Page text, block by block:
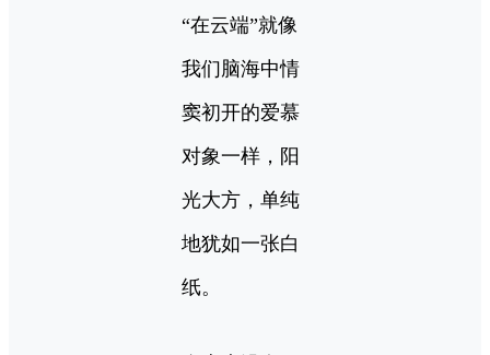
“在云端”就像
我们脑海中情
窦初开的爱慕
对象一样，阳
光大方，单纯
地犹如一张白
纸。